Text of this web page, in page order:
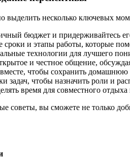
выделить несколько ключевых
бюджет и придерживайтесь
сроки и этапы работы, которые
технологии для лучшего
и честное общение,
чтобы сохранить домашнюю
задач, чтобы назначить роли и
время для совместного отдыха
советы, вы сможете не только